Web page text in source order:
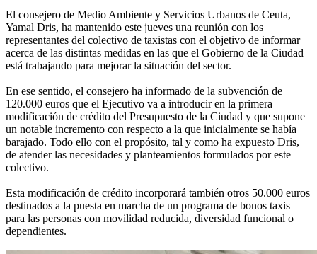
El consejero de Medio Ambiente y Servicios Urbanos de Ceuta,
Yamal Dris, ha mantenido este jueves una reunión con los
representantes del colectivo de taxistas con el objetivo de informar
acerca de las distintas medidas en las que el Gobierno de la Ciudad
está trabajando para mejorar la situación del sector.
En ese sentido, el consejero ha informado de la subvención de
120.000 euros que el Ejecutivo va a introducir en la primera
modificación de crédito del Presupuesto de la Ciudad y que supone
un notable incremento con respecto a la que inicialmente se había
barajado. Todo ello con el propósito, tal y como ha expuesto Dris,
de atender las necesidades y planteamientos formulados por este
colectivo.
Esta modificación de crédito incorporará también otros 50.000 euros
destinados a la puesta en marcha de un programa de bonos taxis
para las personas con movilidad reducida, diversidad funcional o
dependientes.